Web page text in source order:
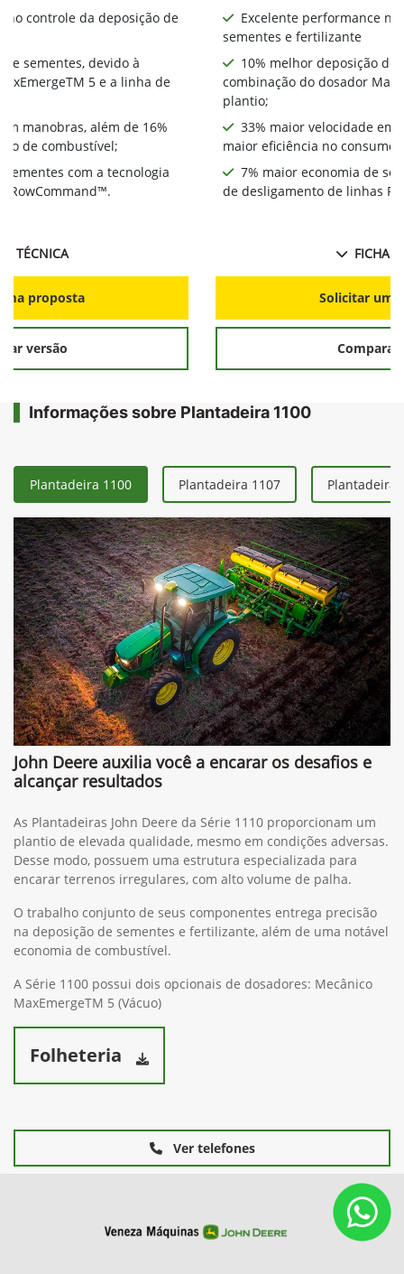
no controle da deposição de
sementes, devido à
5 e a linha de
manobras, além de 16%
de combustível;
com a tecnologia
RowCommand™.
TÉCNICA
proposta
versão
Excelente performance
sementes e fertilizante
10% melhor deposição de
combinação do dosador
plantio;
33% maior velocidade em
maior eficiência no consumo
7% maior economia de
de desligamento de linhas
FICHA
Solicitar
Comparar
Informações sobre Plantadeira 1100
Plantadeira 1100 Plantadeira 1107 Plantadeira
John Deere auxilia você a encarar os desafios e
alcançar resultados
As Plantadeiras John Deere da Série 1110 proporcionam um
plantio de elevada qualidade, mesmo em condições adversas.
Desse modo, possuem uma estrutura especializada para
encarar terrenos irregulares, com alto volume de palha.
O trabalho conjunto de seus componentes entrega precisão
na deposição de sementes e fertilizante, além de uma notável
economia de combustível.
A Série 1100 possui dois opcionais de dosadores: Mecânico
MaxEmergeTM 5 (Vácuo)
Folheteria
Ver telefones